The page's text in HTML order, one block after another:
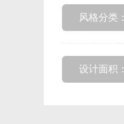
风格分类：
设计面积：